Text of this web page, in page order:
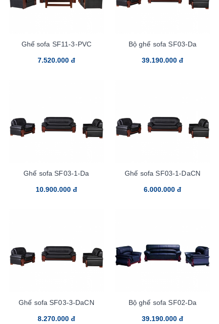
Ghế sofa SF11-3-PVC
7.520.000 đ
Bộ ghế sofa SF03-Da
39.190.000 đ
Ghế sofa SF03-1-Da
10.900.000 đ
Ghế sofa SF03-1-DaCN
6.000.000 đ
Ghế sofa SF03-3-DaCN
8.270.000 đ
Bộ ghế sofa SF02-Da
39.190.000 đ